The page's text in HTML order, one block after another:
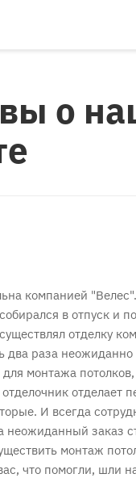
о
компанией
в отпуск и
отделку
два раза неожиданно
монтажа
отделает
И всегда
неожиданный заказ
монтаж
что помогли, шли